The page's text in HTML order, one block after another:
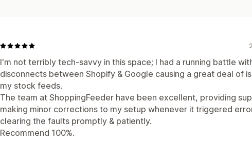
I'm not terribly tech-savvy in this space; I had a running battle
disconnects between Shopify & Google causing a great deal of
my stock feeds.
The team at ShoppingFeeder have been excellent, providing
making minor corrections to my setup whenever it triggered
clearing the faults promptly & patiently.
Recommend 100%.